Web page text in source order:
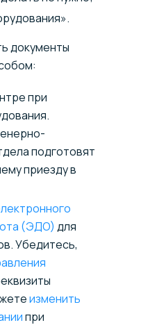
документы
при
подготовят
приезду в
(ЭДО) для
Убедитесь,
изменить
при